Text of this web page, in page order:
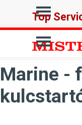
Ugrás a
Top
Ugrás a
Marine -